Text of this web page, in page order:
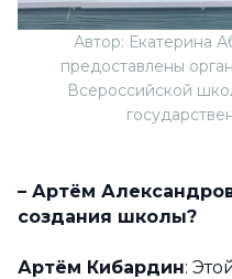
Автор: Екатерина
предоставлены
Всероссийской
– Артём
создания школы?
Артём Кибардин: